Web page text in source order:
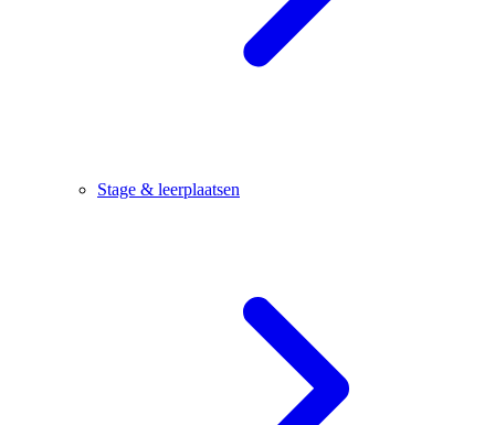
Stage & leerplaatsen